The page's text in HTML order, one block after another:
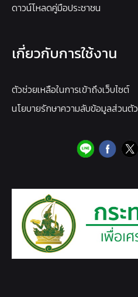
ดาวน์โหลดคู่มือประชาชน
เกี่ยวกับการใช้งาน
ตัวช่วยเหลือในการเข้าถึงเว็บไซต์
นโยบายรักษาความลับข้อมูลส่วนตัว